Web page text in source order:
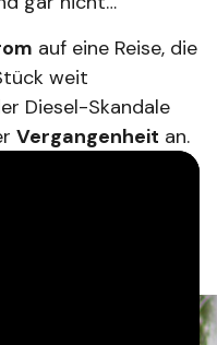
auf eine Reise, die
weit
Diesel-Skandale
Vergangenheit an.